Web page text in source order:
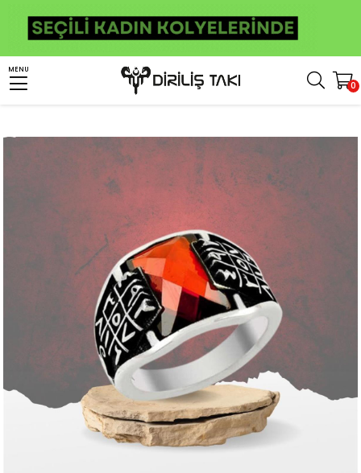
MENU
0
Erkek Gümüş Yüzük
Kırmızı Zirkon Taşlı Ebced Hesaplı Erkek Gümüş Yüzük